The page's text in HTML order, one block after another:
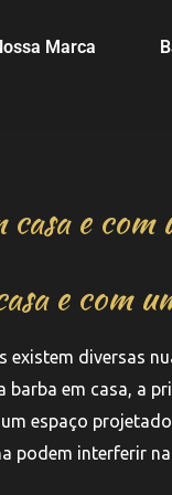
Marca
e com
e com
existem diversas
em casa, a
espaço
podem interferir